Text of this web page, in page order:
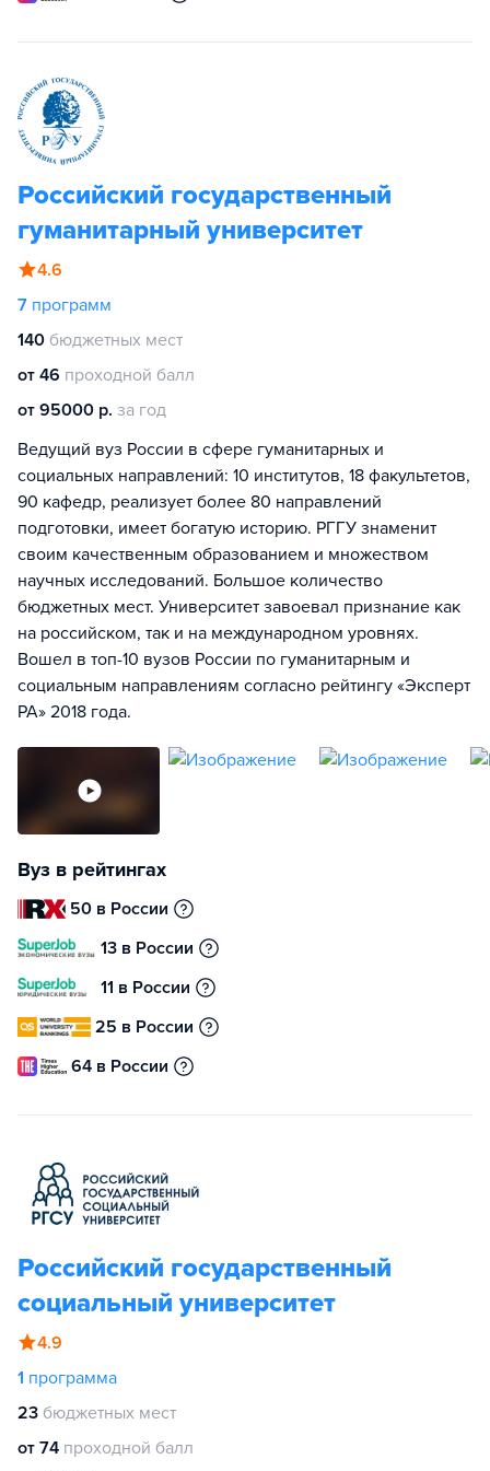
Российский государственный
гуманитарный университет
4.6
7 программ
140 бюджетных мест
от 46 проходной балл
от 95000 р. за год
Ведущий вуз России в сфере гуманитарных и
социальных направлений: 10 институтов, 18 факультетов,
90 кафедр, реализует более 80 направлений
подготовки, имеет богатую историю. РГГУ знаменит
своим качественным образованием и множеством
научных исследований. Большое количество
бюджетных мест. Университет завоевал признание как
на российском, так и на международном уровнях.
Вошел в топ-10 вузов России по гуманитарным и
социальным направлениям согласно рейтингу «Эксперт
РА» 2018 года.
Вуз в рейтингах
50 в России
13 в России
11 в России
25 в России
64 в России
Российский государственный
социальный университет
4.9
1 программа
23 бюджетных мест
от 74 проходной балл